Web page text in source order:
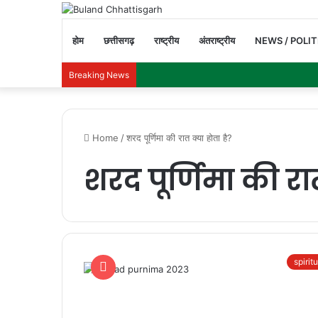
होम छत्तीसगढ़ राष्ट्रीय अंतराष्ट्रीय NEWS /
Breaking News
Home /शरद पूर्णिमा की रात क्या होता है?
शरद पूर्णिमा की